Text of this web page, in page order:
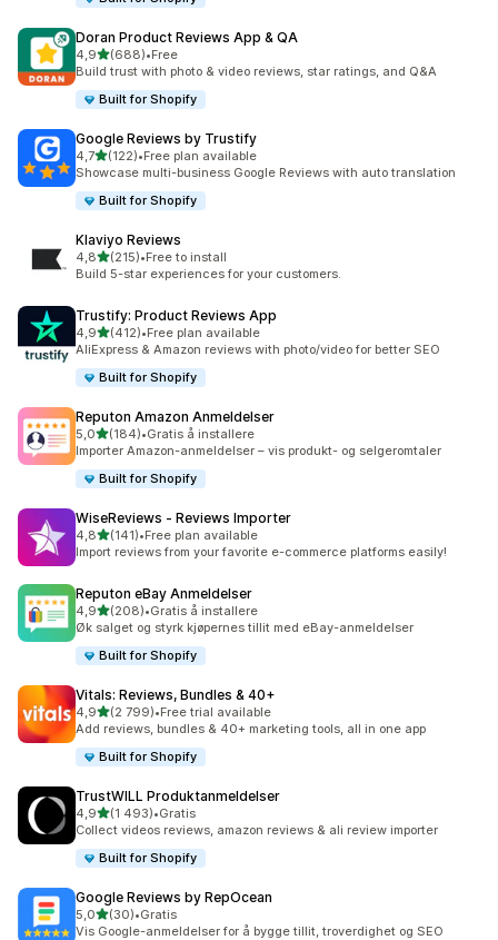
Doran Product Reviews App & QA
4,9av 5 stjerner
(688)
Totalt 688 omtaler
•Free
Build trust with photo & video reviews, star ratings, and Q&A
Built for Shopify
Google Reviews by Trustify
4,7av 5 stjerner
(122)
Totalt 122 omtaler
•Free plan available
Showcase multi-business Google Reviews with auto translation
Built for Shopify
Klaviyo Reviews
4,8av 5 stjerner
(215)
Totalt 215 omtaler
•Free to install
Build 5-star experiences for your customers.
Trustify: Product Reviews App
4,9av 5 stjerner
(412)
Totalt 412 omtaler
•Free plan available
AliExpress & Amazon reviews with photo/video for better SEO
Built for Shopify
Reputon Amazon Anmeldelser
5,0av 5 stjerner
(184)
Totalt 184 omtaler
•Gratis å installere
Importer Amazon-anmeldelser – vis produkt- og selgeromtaler
Built for Shopify
WiseReviews ‑ Reviews Importer
4,8av 5 stjerner
(141)
Totalt 141 omtaler
•Free plan available
Import reviews from your favorite e-commerce platforms easily!
Reputon eBay Anmeldelser
4,9av 5 stjerner
(208)
Totalt 208 omtaler
•Gratis å installere
Øk salget og styrk kjøpernes tillit med eBay-anmeldelser
Built for Shopify
Vitals: Reviews, Bundles & 40+
4,9av 5 stjerner
(2 799)
Totalt 2799 omtaler
•Free trial available
Add reviews, bundles & 40+ marketing tools, all in one app
Built for Shopify
TrustWILL Produktanmeldelser
4,9av 5 stjerner
(1 493)
Totalt 1493 omtaler
•Gratis
Collect videos reviews, amazon reviews & ali review importer
Built for Shopify
Google Reviews by RepOcean
5,0av 5 stjerner
(30)
Totalt 30 omtaler
•Gratis
Vis Google-anmeldelser for å bygge tillit, troverdighet og SEO